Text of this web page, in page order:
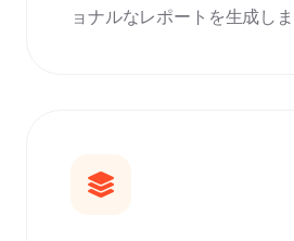
ョナルなレポートを生成しま